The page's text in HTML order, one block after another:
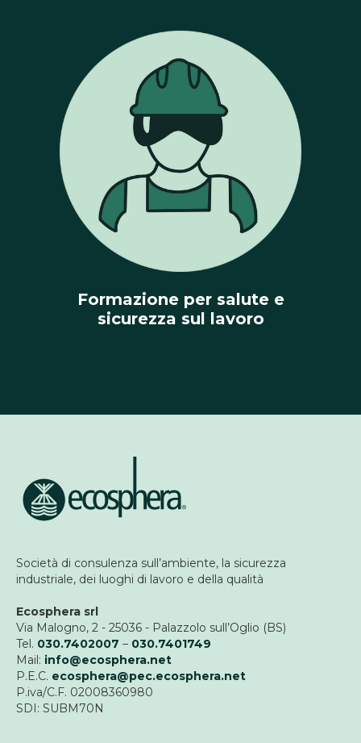
Formazione per salute e
sicurezza sul lavoro
Società di consulenza sull’ambiente, la sicurezza
industriale, dei luoghi di lavoro e della qualità
Ecosphera srl
Via Malogno, 2 - 25036 - Palazzolo sull’Oglio (BS)
Tel. 030.7402007 – 030.7401749
Mail: info@ecosphera.net
P.E.C. ecosphera@pec.ecosphera.net
P.iva/C.F. 02008360980
SDI: SUBM70N